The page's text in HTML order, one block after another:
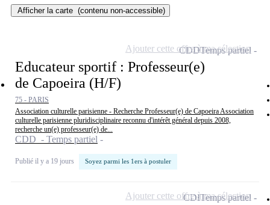
Afficher la carte (contenu non-accessible)
Educateur sportif : Professeur(e)
de Capoeira (H/F)
75 - PARIS
Association culturelle parisienne - Recherche Professeur(e) de Capoeira Association
culturelle parisienne pluridisciplinaire reconnu d'intérêt général depuis 2008,
recherche un(e) professeur(e) de...
CDD - Temps partiel
Publié il y a 19 jours Soyez parmi les 1ers à postuler
CDDTemps partiel
Ajouter cette offre à ma sélection
CDITemps partiel
Ajouter cette offre à ma sélection